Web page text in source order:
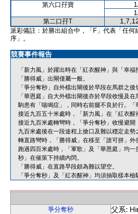
第六口孖寶
第二口孖T
派彩備註：於勝出組合中，「F」代表「任何
序」。
競賽事件報告
「新力風」於躍出時在「紅衣醒神」與「幸
「勝得威」出閘僅屬一般。
「爭分奪秒」自外檔出閘後於早段在馬群之後
「華恩庭」自大外檔出閘後亦於早段收慢及
駒患有「喘鳴症」，同時右前腿不良於行。「
接近九百五十米處時，「新力風」在「紅衣醒
接近九百米處轉彎時，「爭分奪秒」收慢避
九百米處後在一段途程上搶口及難以穩定走勢
轉直路彎時，「勝得威」在移至「誰可拼」外
跑過四百米處時，「軍歌」及「華恩庭」均
秒」在催策下持續內閃。
「勝得威」在直路早段頗為難以望空。
「爭分奪秒」及「紅衣醒神」均須抽取樣本檢
爭分奪秒
父系: